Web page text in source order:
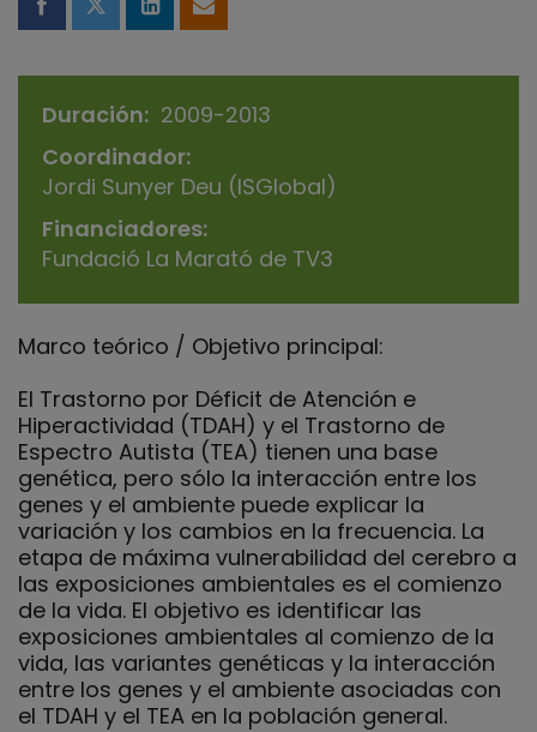
Compartir en Facebook
Compartir en Twitter
Compartir en LinkedIn
Compartir por email
Duración
2009-2013
Coordinador
Jordi Sunyer Deu (ISGlobal)
Financiadores
Fundació La Marató de TV3
Marco teórico / Objetivo principal:
El Trastorno por Déficit de Atención e
Hiperactividad (TDAH) y el Trastorno de
Espectro Autista (TEA) tienen una base
genética, pero sólo la interacción entre los
genes y el ambiente puede explicar la
variación y los cambios en la frecuencia. La
etapa de máxima vulnerabilidad del cerebro a
las exposiciones ambientales es el comienzo
de la vida. El objetivo es identificar las
exposiciones ambientales al comienzo de la
vida, las variantes genéticas y la interacción
entre los genes y el ambiente asociadas con
el TDAH y el TEA en la población general.